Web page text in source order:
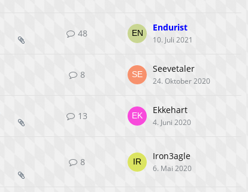
48
Endurist
10. Juli 2021
8
Seevetaler
24. Oktober 2020
13
Ekkehart
4. Juni 2020
8
Iron3agle
6. Mai 2020